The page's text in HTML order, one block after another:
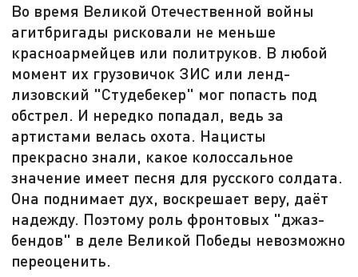
Во время Великой Отечественной войны
агитбригады рисковали не меньше
красноармейцев или политруков. В любой
момент их грузовичок ЗИС или ленд-
лизовский "Студебекер" мог попасть под
обстрел. И нередко попадал, ведь за
артистами велась охота. Нацисты
прекрасно знали, какое колоссальное
значение имеет песня для русского солдата.
Она поднимает дух, воскрешает веру, даёт
надежду. Поэтому роль фронтовых "джаз-
бендов" в деле Великой Победы невозможно
переоценить.